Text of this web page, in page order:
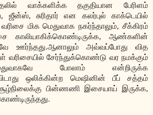
வாக்களிக்க தகுதியான பேரிளம்
ஜீன்ஸ், சுரிதார் என கலர்புல் காக்டெயில்
மிக மெதுவாக நகர்ந்தாலும், சீக்கிரம்
காலியாகிக்கொண்டிருக்க, ஆண்களின்
ஊர்ந்தது.ஆனாலும் அவ்வப்போது வித
வரிசையில் சேர்ந்துக்கொண்டு வர நமக்கும்
போலாம் என்றிருக்க
ஒலிக்கின்ற மெஷினின் பீப் சத்தம்
பின்ணணி இசையாய் இருக்க,